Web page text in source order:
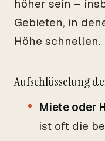
höher sein –
Gebieten, in
Höhe schnellen.
Aufschlüsselung
Miete oder
ist oft die